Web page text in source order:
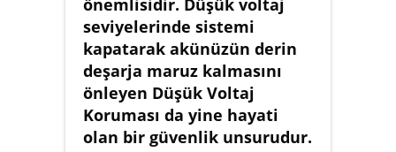
önemlisidir. Düşük voltaj
seviyelerinde sistemi
kapatarak akünüzün derin
deşarja maruz kalmasını
önleyen Düşük Voltaj
Koruması da yine hayati
olan bir güvenlik unsurudur.